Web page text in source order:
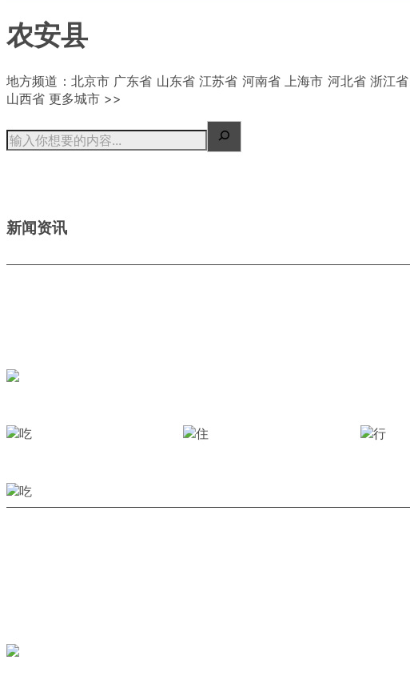
农安县
地方频道：北京市 广东省 山东省 江苏省 河南省 上海市 河北省 浙江
山西省 更多城市 >>
新闻资讯